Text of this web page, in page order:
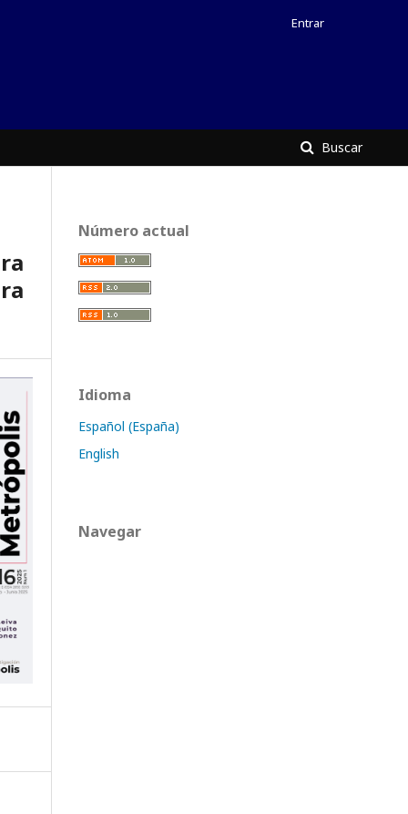
Buscar
Entrar
Número actual
Idioma
Español (España)
English
Navegar